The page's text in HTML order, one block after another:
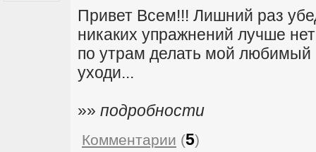
Привет Всем!!! Лишний раз
никаких упражнений лучше
по утрам делать мой
уходи...
»» подробности
Комментарии (5)